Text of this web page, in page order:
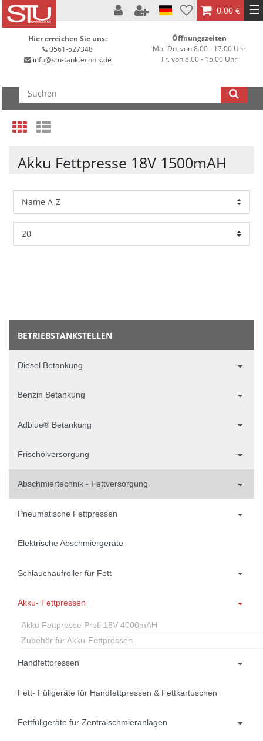
0,00 € ☰
Hier erreichen Sie uns:
0561-527348
info@stu-tanktechnik.de
Öffnungszeiten
Mo.-Do. von 8.00 - 17.00 Uhr
Fr. von 8.00 - 15.00 Uhr
BETRIEBSTANKSTELLEN
Diesel Betankung
Benzin Betankung
Adblue® Betankung
Frischölversorgung
Abschmiertechnik - Fettversorgung
Pneumatische Fettpressen
Elektrische Abschmiergeräte
Schlauchaufroller für Fett
Akku- Fettpressen
Akku Fettpresse Profi 18V 4000mAH
Zubehör für Akku-Fettpressen
Handfettpressen
Fett- Füllgeräte für Handfettpressen & Fettkartuschen
Fettfüllgeräte für Zentralschmieranlagen
Akku Fettpresse 18V 1500mAH